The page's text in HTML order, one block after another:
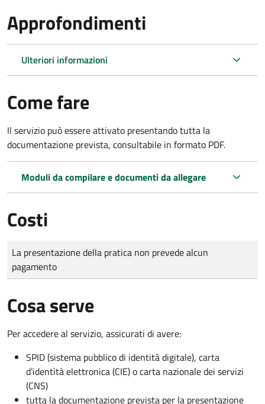
Approfondimenti
Ulteriori informazioni
Come fare
Il servizio può essere attivato presentando tutta la
documentazione prevista, consultabile in formato PDF.
Moduli da compilare e documenti da allegare
Costi
Tipo di pagamento
Importo
La presentazione della pratica non prevede alcun
pagamento
Cosa serve
Per accedere al servizio, assicurati di avere:
SPID (sistema pubblico di identità digitale), carta
d’identità elettronica (CIE) o carta nazionale dei servizi
(CNS)
tutta la documentazione prevista per la presentazione